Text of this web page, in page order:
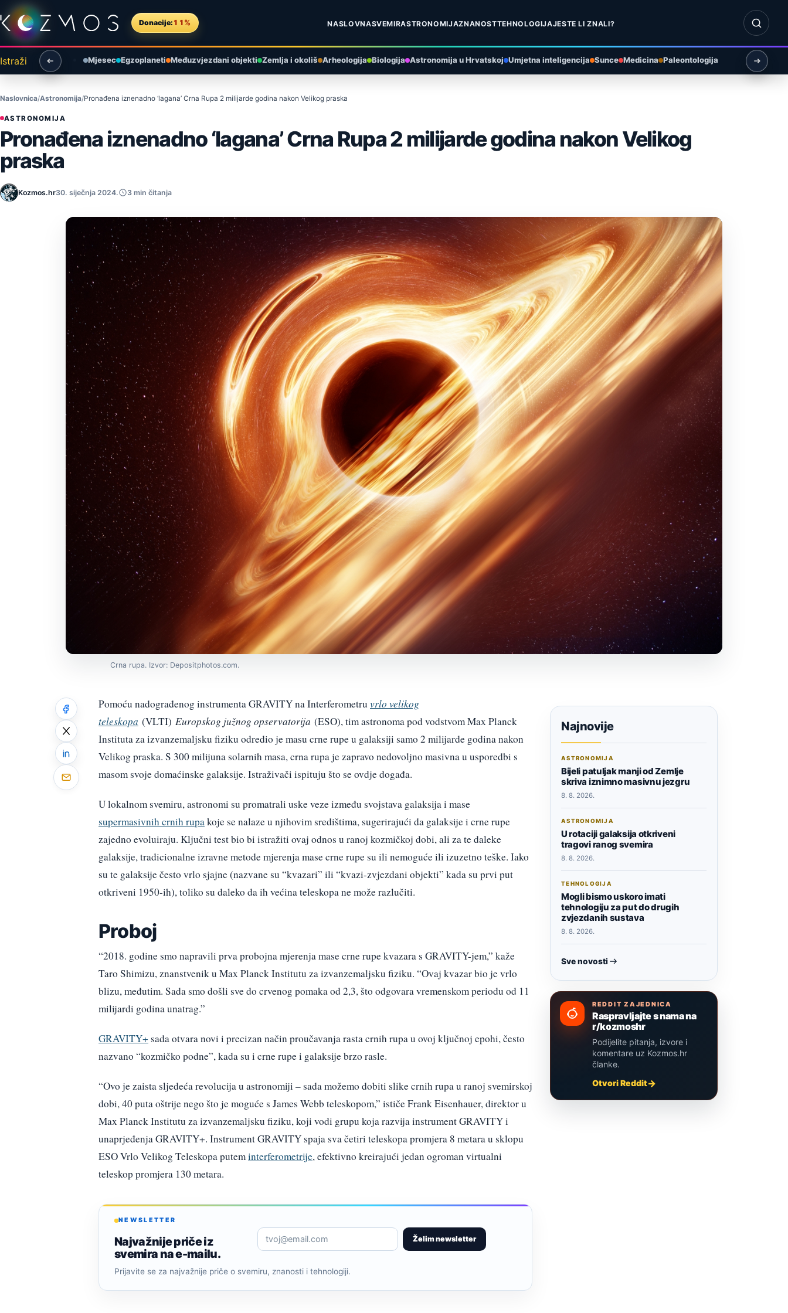
Preskoči na sadržaj
Donacije: 11% NASLOVNASVEMIRASTRONOMIJAZNANOSTTEHNOLOGIJAJESTE LI ZNALI?
Otvori
Istraži Mjesec Egzoplaneti Međuzvjezdani objekti Zemlja i okoliš Arheologija Biologija Astronomija u Hrvatskoj Umjetna inteligencija Sunce Medicina Paleontologija
Naslovnica Astronomija Pronađena iznenadno ‘lagana’ Crna Rupa 2 milijarde godina nakon Velikog praska
ASTRONOMIJA
Pronađena iznenadno ‘lagana’ Crna Rupa 2 milijarde godina nakon Velikog
praska
Kozmos.hr30. siječnja 2024. 3 min čitanja
Crna rupa. Izvor: Depositphotos.com.
Pomoću nadograđenog instrumenta GRAVITY na Interferometru vrlo velikog
teleskopa (VLTI) Europskog južnog opservatorija (ESO), tim astronoma pod vodstvom Max Planck
Instituta za izvanzemaljsku fiziku odredio je masu crne rupe u galaksiji samo 2 milijarde godina nakon
Velikog praska. S 300 milijuna solarnih masa, crna rupa je zapravo nedovoljno masivna u usporedbi s
masom svoje domaćinske galaksije. Istraživači ispituju što se ovdje događa.
U lokalnom svemiru, astronomi su promatrali uske veze između svojstava galaksija i mase
supermasivnih crnih rupakoje se nalaze u njihovim središtima, sugerirajući da galaksije i crne rupe
zajedno evoluiraju. Ključni test bio bi istražiti ovaj odnos u ranoj kozmičkoj dobi, ali za te daleke
galaksije, tradicionalne izravne metode mjerenja mase crne rupe su ili nemoguće ili izuzetno teške. Iako
su te galaksije često vrlo sjajne (nazvane su “kvazari” ili “kvazi-zvjezdani objekti” kada su prvi put
otkriveni 1950-ih), toliko su daleko da ih većina teleskopa ne može razlučiti.
Proboj
“2018. godine smo napravili prva probojna mjerenja mase crne rupe kvazara s GRAVITY-jem,” kaže
Taro Shimizu, znanstvenik u Max Planck Institutu za izvanzemaljsku fiziku. “Ovaj kvazar bio je vrlo
blizu, međutim. Sada smo došli sve do crvenog pomaka od 2,3, što odgovara vremenskom periodu od 11
milijardi godina unatrag.”
GRAVITY+ sada otvara novi i precizan način proučavanja rasta crnih rupa u ovoj ključnoj epohi, često
nazvano “kozmičko podne”, kada su i crne rupe i galaksije brzo rasle.
“Ovo je zaista sljedeća revolucija u astronomiji – sada možemo dobiti slike crnih rupa u ranoj svemirskoj
dobi, 40 puta oštrije nego što je moguće s James Webb teleskopom,” ističe Frank Eisenhauer, direktor u
Max Planck Institutu za izvanzemaljsku fiziku, koji vodi grupu koja razvija instrument GRAVITY i
unaprjeđenja GRAVITY+. Instrument GRAVITY spaja sva četiri teleskopa promjera 8 metara u sklopu
ESO Vrlo Velikog Teleskopa puteminterferometrije, efektivno kreirajući jedan ogroman virtualni
teleskop promjera 130 metara.
NEWSLETTER
Najvažnije priče iz
svemira na e-mailu.
Želim newsletter
Prijavite se za najvažnije priče o svemiru, znanosti i tehnologiji.
Najnovije
ASTRONOMIJA
Bijeli patuljak manji od Zemlje
skriva iznimno masivnu jezgru
8. 8. 2026.
ASTRONOMIJA
U rotaciji galaksija otkriveni
tragovi ranog svemira
8. 8. 2026.
TEHNOLOGIJA
Mogli bismo uskoro imati
tehnologiju za put do drugih
zvjezdanih sustava
8. 8. 2026.
Sve novosti
REDDIT ZAJEDNICA
Raspravljajte s nama na
r/kozmoshr
Podijelite pitanja, izvore i
komentare uz Kozmos.hr
članke.
Otvori Reddit